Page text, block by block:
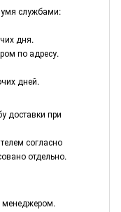
службами:
дня.
по адресу.
дней.
доставки при
согласно
отдельно.
менеджером.